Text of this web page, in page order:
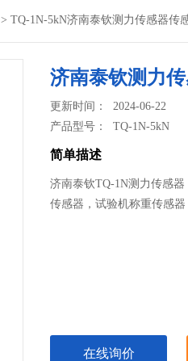
> TQ-1N-5kN济南泰钦测力传感器传
济南泰钦测力
更新时间： 2024-06-22
产品型号：TQ-1N-5kN
简单描述
济南泰钦TQ-1N测力传感
传感器，试验机称重传感
在线询价